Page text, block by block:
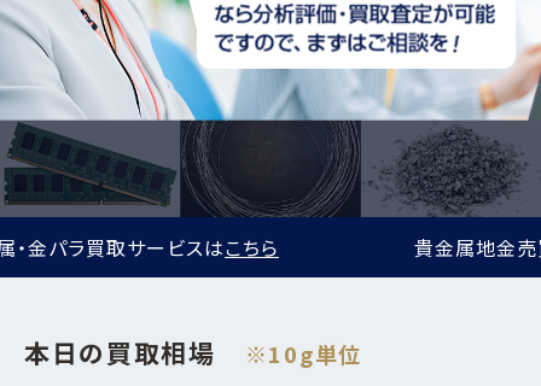
スはこちら 貴金属地金売買サービスはこち
本日の買取相場 ※10g単位